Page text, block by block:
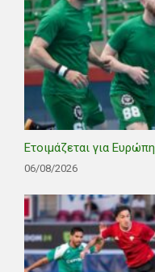
Ετοιμάζεται για Ευρώπη
06/08/2026